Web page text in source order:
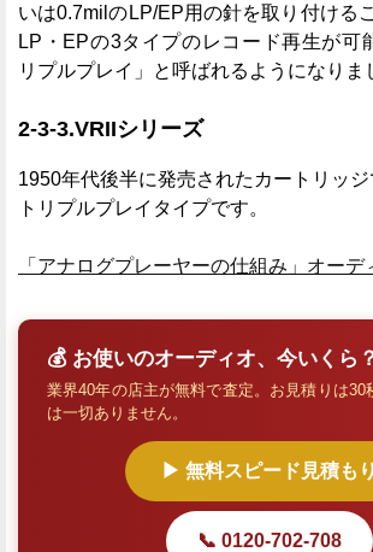
いは0.7milのLP/EP用の針を取り付ける
LP・EPの3タイプのレコード再生が可
リプルプレイ」と呼ばれるようになりま
2-3-3.VRIIシリーズ
1950年代後半に発売されたカートリッジ
トリプルプレイタイプです。
「アナログプレーヤーの仕組み」オー
💰 お使いのオーディオ、今いくら？
業界40年の店主が無料で査定。お見積りは30
は一切ありません。
▶ 無料スピード見積もり
📞 0120-702-708